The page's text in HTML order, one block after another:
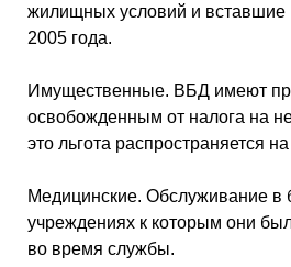
жилищных условий и вставшие
2005 года.
Имущественные. ВБД имеют
освобожденным от налога на
это льгота распространяется
Медицинские. Обслуживание в
учреждениях к которым они
во время службы.